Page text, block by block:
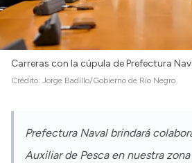
Carreras con la cúpula de Prefectura
Crédito: Jorge Badillo/Gobierno de Río Negro
Prefectura Naval brindará
Auxiliar de Pesca en nuestra